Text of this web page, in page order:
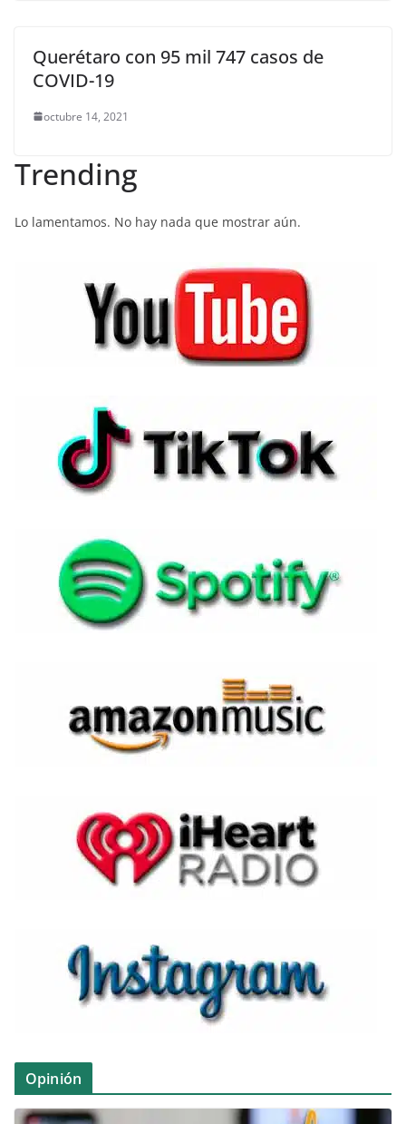
Querétaro con 95 mil 747 casos de
COVID-19
octubre 14, 2021
Trending
Lo lamentamos. No hay nada que mostrar aún.
Opinión